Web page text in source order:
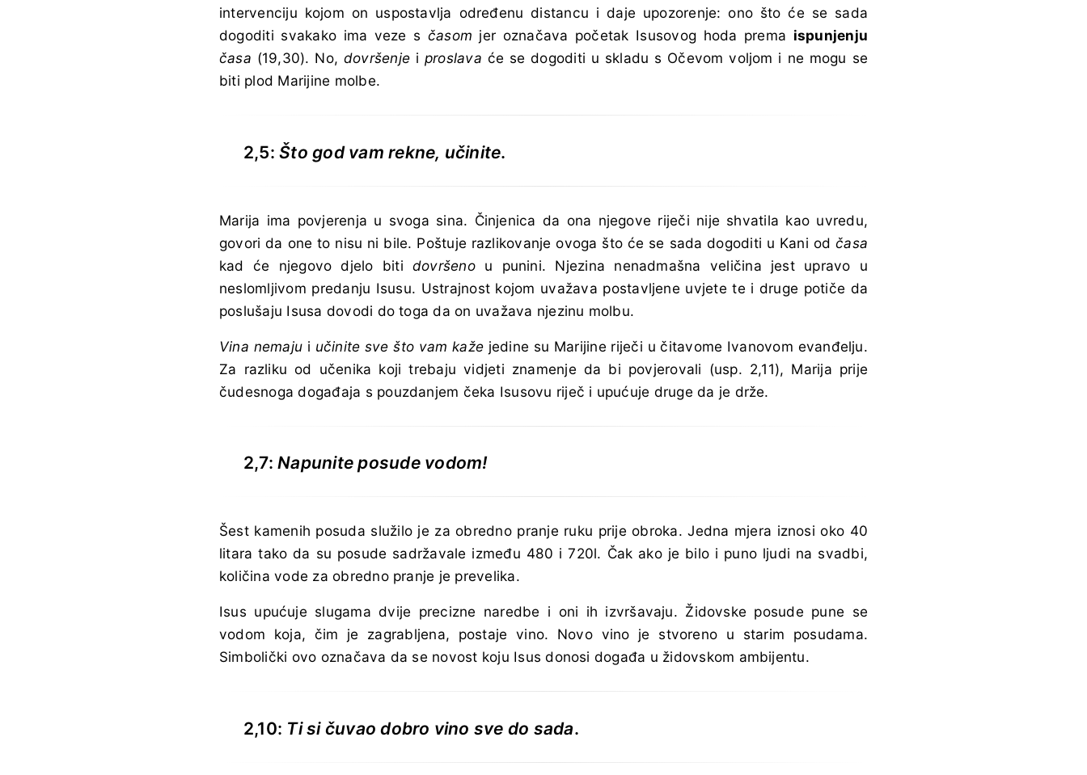
intervenciju kojom on uspostavlja određenu distancu i daje upozorenje: ono što će se sada
dogoditi svakako ima veze s časom jer označava početak Isusovog hoda prema ispunjenju
časa (19,30). No, dovršenje i proslava će se dogoditi u skladu s Očevom voljom i ne mogu se
biti plod Marijine molbe.
2,5:Što god vam rekne, učinite.
Marija ima povjerenja u svoga sina. Činjenica da ona njegove riječi nije shvatila kao uvredu,
govori da one to nisu ni bile. Poštuje razlikovanje ovoga što će se sada dogoditi u Kani odčasa
kad će njegovo djelo biti dovršenou punini. Njezina nenadmašna veličina jest upravo u
neslomljivom predanju Isusu. Ustrajnost kojom uvažava postavljene uvjete te i druge potiče da
poslušaju Isusa dovodi do toga da on uvažava njezinu molbu.
Vina nemaju i učinite sve što vam kaže jedine su Marijine riječi u čitavome Ivanovom evanđelju.
Za razliku od učenika koji trebaju vidjeti znamenje da bi povjerovali (usp. 2,11), Marija prije
čudesnoga događaja s pouzdanjem čeka Isusovu riječ i upućuje druge da je drže.
2,7:Napunite posude vodom!
Šest kamenih posuda služilo je za obredno pranje ruku prije obroka. Jedna mjera iznosi oko 40
litara tako da su posude sadržavale između 480 i 720l. Čak ako je bilo i puno ljudi na svadbi,
količina vode za obredno pranje je prevelika.
Isus upućuje slugama dvije precizne naredbe i oni ih izvršavaju. Židovske posude pune se
vodom koja, čim je zagrabljena, postaje vino. Novo vino je stvoreno u starim posudama.
Simbolički ovo označava da se novost koju Isus donosi događa u židovskom ambijentu.
2,10: Ti si čuvao dobro vino sve do sada.